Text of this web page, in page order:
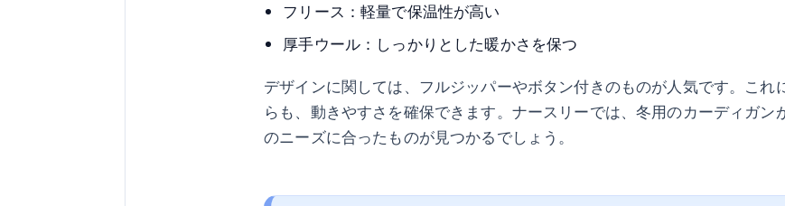
フリース：軽量で保温性が高い
厚手ウール：しっかりとした暖かさを保つ
デザインに関しては、フルジッパーやボタン付きのものが人気です。これ
らも、動きやすさを確保できます。ナースリーでは、冬用のカーディガン
のニーズに合ったものが見つかるでしょう。